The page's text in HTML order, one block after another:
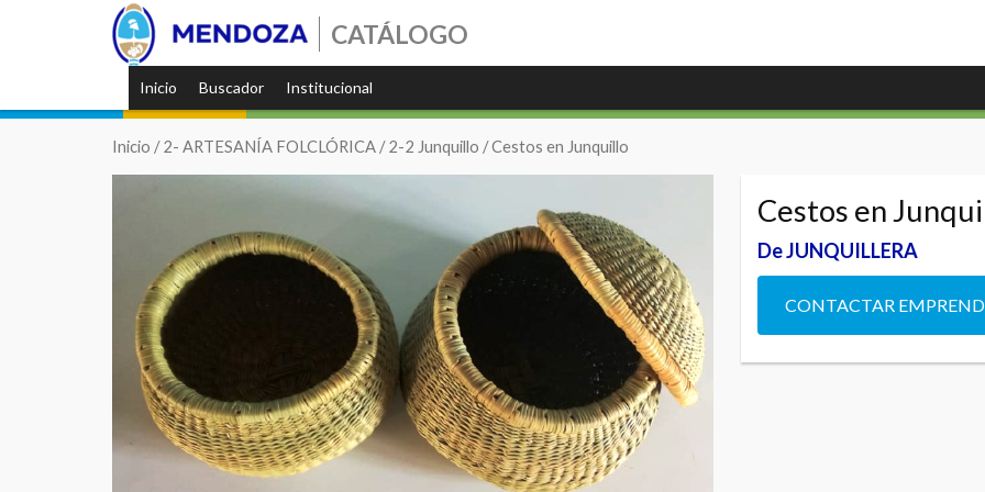
CATÁLOGO
Inicio Buscador Institucional
Inicio /2- ARTESANÍA FOLCLÓRICA /2-2 Junquillo / Cestos en Junquillo
Cestos en
De JUNQUILLERA
CONTACTAR